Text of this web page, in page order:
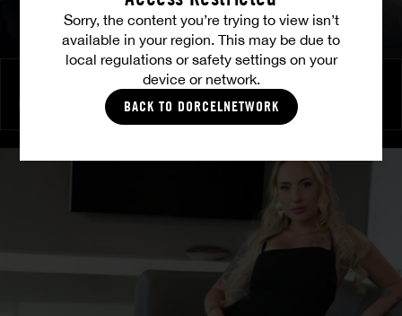
Sorry, the content you’re trying to view isn’t
available in your region. This may be due to
local regulations or safety settings on your
device or network.
BACK TO DORCELNETWORK
Brennende Freundschaft
MATTY MILA PEREZ